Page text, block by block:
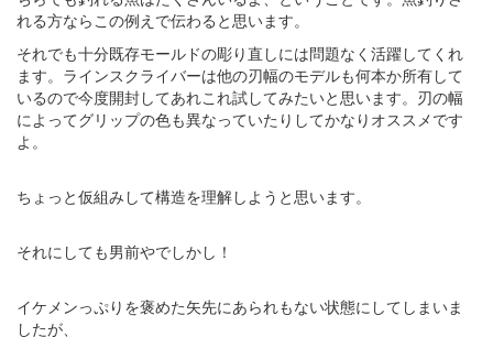
れる方ならこの例えで伝わると思います。
それでも十分既存モールドの彫り直しには問題なく活躍してくれ
ます。ラインスクライバーは他の刃幅のモデルも何本か所有して
いるので今度開封してあれこれ試してみたいと思います。刃の幅
によってグリップの色も異なっていたりしてかなりオススメです
よ。
ちょっと仮組みして構造を理解しようと思います。
それにしても男前やでしかし！
イケメンっぷりを褒めた矢先にあられもない状態にしてしまいま
したが、